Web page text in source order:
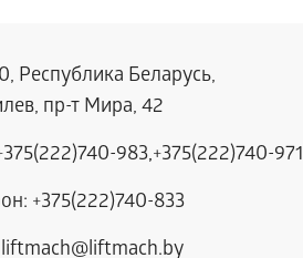
Республика Беларусь,
пр-т Мира, 42
983,+375(222)740-971
+375(222)740-833
liftmach@liftmach.by